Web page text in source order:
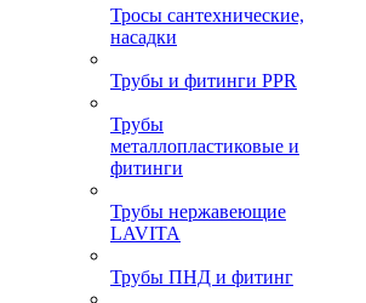
Тросы сантехнические,
насадки
Трубы и фитинги PPR
Трубы
металлопластиковые и
фитинги
Трубы нержавеющие
LAVITA
Трубы ПНД и фитинг